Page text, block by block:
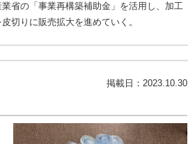
省の「事業再構築補助金」を活用し、加工
切りに販売拡大を進めていく。
掲載日： 2023.10.30